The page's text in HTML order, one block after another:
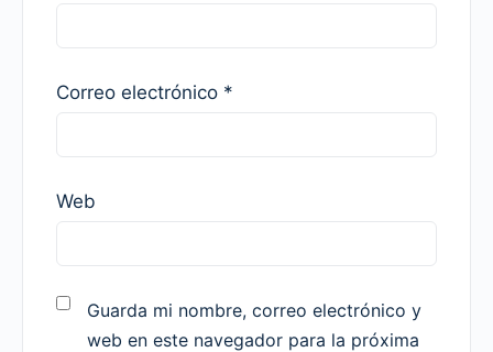
Correo electrónico *
Web
Guarda mi nombre, correo electrónico y
web en este navegador para la próxima